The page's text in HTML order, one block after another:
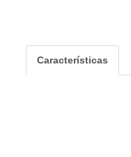
Características